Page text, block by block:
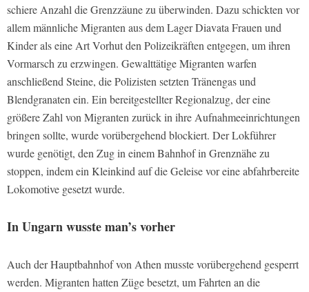
schiere Anzahl die Grenzzäune zu überwinden. Dazu schickten vor
allem männliche Migranten aus dem Lager Diavata Frauen und
Kinder als eine Art Vorhut den Polizeikräften entgegen, um ihren
Vormarsch zu erzwingen. Gewalttätige Migranten warfen
anschließend Steine, die Polizisten setzten Tränengas und
Blendgranaten ein. Ein bereitgestellter Regionalzug, der eine
größere Zahl von Migranten zurück in ihre Aufnahmeeinrichtungen
bringen sollte, wurde vorübergehend blockiert. Der Lokführer
wurde genötigt, den Zug in einem Bahnhof in Grenznähe zu
stoppen, indem ein Kleinkind auf die Geleise vor eine abfahrbereite
Lokomotive gesetzt wurde.
In Ungarn wusste man’s vorher
Auch der Hauptbahnhof von Athen musste vorübergehend gesperrt
werden. Migranten hatten Züge besetzt, um Fahrten an die